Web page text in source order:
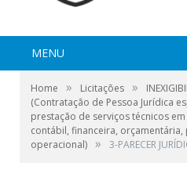
MENU
Home » Licitações »
(Contratação de Pessoa Jurídica
prestação de serviços técnicos
contábil, financeira, orçamentária,
operacional) » 3-PARECER